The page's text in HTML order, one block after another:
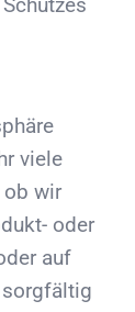
viele
ob wir
oder
auf